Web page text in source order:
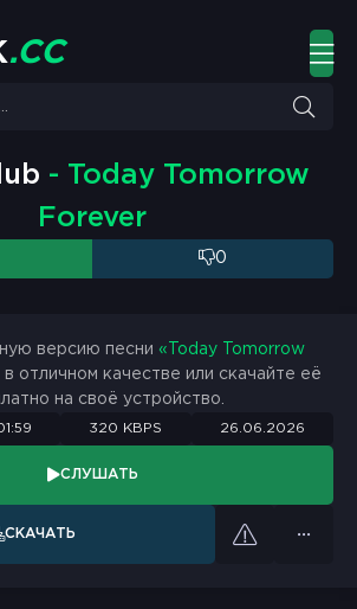
.CC
- Today Tomorrow
Forever
0
версию песни «Today Tomorrow
в отличном качестве или скачайте её
на своё устройство.
320 KBPS 26.06.2026
СЛУШАТЬ
СКАЧАТЬ